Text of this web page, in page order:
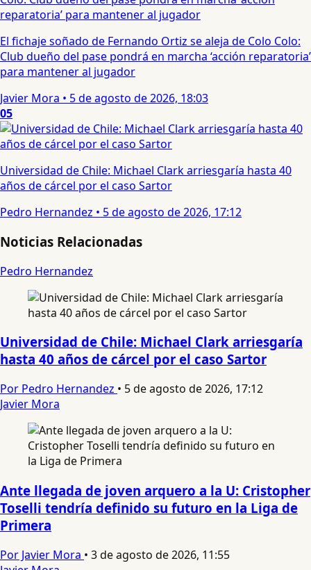
El fichaje soñado de Fernando Ortiz se aleja de Colo Colo:
Club dueño del pase pondrá en marcha ‘acción reparatoria’
para mantener al jugador
Javier Mora • 5 de agosto de 2026, 18:03
05
Universidad de Chile: Michael Clark arriesgaría hasta 40
años de cárcel por el caso Sartor
Pedro Hernandez • 5 de agosto de 2026, 17:12
Noticias Relacionadas
Pedro Hernandez
Universidad de Chile: Michael Clark arriesgaría
hasta 40 años de cárcel por el caso Sartor
Por Pedro Hernandez • 5 de agosto de 2026, 17:12
Javier Mora
Ante llegada de joven arquero a la U: Cristopher
Toselli tendría definido su futuro en la Liga de
Primera
Por Javier Mora • 3 de agosto de 2026, 11:55